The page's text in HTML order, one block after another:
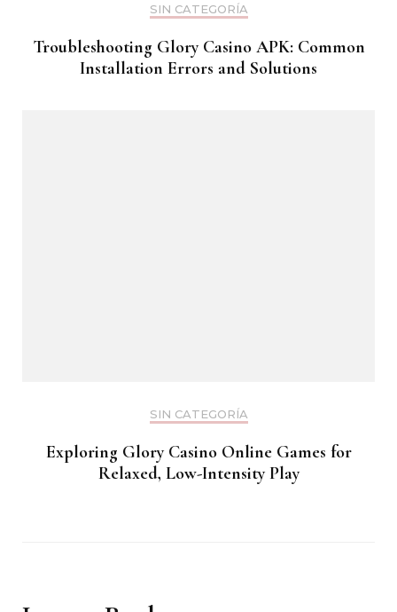
SIN CATEGORÍA
Troubleshooting Glory Casino APK: Common
Installation Errors and Solutions
SIN CATEGORÍA
Exploring Glory Casino Online Games for
Relaxed, Low-Intensity Play